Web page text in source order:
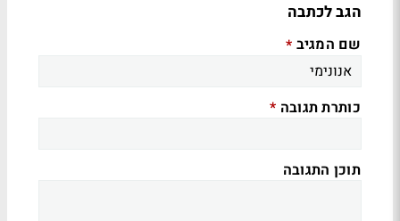
הגב לכתבה
שם המגיב *
כותרת תגובה *
תוכן התגובה